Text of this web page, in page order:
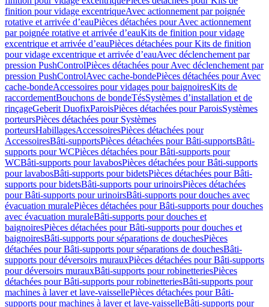
finition pour vidage excentriqueAvec actionnement par poignée
rotative et arrivée d’eauPièces détachées pour Avec actionnement
par poignée rotative et arrivée d’eauKits de finition pour vidage
excentrique et arrivée d’eauPièces détachées pour Kits de finition
pour vidage excentrique et arrivée d’eauAvec déclenchement par
pression PushControlPièces détachées pour Avec déclenchement par
pression PushControlAvec cache-bondePièces détachées pour Avec
cache-bondeAccessoires pour vidages pour baignoiresKits de
raccordementBouchons de bondeTésSystèmes d’installation et de
rinçageGeberit DuofixParoisPièces détachées pour ParoisSystèmes
porteursPièces détachées pour Systèmes
porteursHabillagesAccessoiresPièces détachées pour
AccessoiresBâti-supportsPièces détachées pour Bâti-supportsBâti-
supports pour WCPièces détachées pour Bâti-supports pour
WCBâti-supports pour lavabosPièces détachées pour Bâti-supports
pour lavabosBâti-supports pour bidetsPièces détachées pour Bâti-
supports pour bidetsBâti-supports pour urinoirsPièces détachées
pour Bâti-supports pour urinoirsBâti-supports pour douches avec
évacuation muralePièces détachées pour Bâti-supports pour douches
avec évacuation muraleBâti-supports pour douches et
baignoiresPièces détachées pour Bâti-supports pour douches et
baignoiresBâti-supports pour séparations de douchesPièces
détachées pour Bâti-supports pour séparations de douchesBâti-
supports pour déversoirs murauxPièces détachées pour Bâti-supports
pour déversoirs murauxBâti-supports pour robinetteriesPièces
détachées pour Bâti-supports pour robinetteriesBâti-supports pour
machines à laver et lave-vaissellePièces détachées pour Bâti-
supports pour machines à laver et lave-vaisselleBâti-supports pour